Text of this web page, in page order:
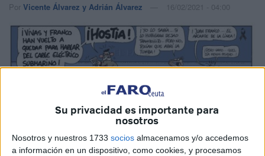
Su privacidad es importante para
nosotros
Nosotros y nuestros 1733 socios almacenamos y/o accedemos
a información en un dispositivo, como cookies, y procesamos
Por Vicente Álvarez y Adrián Álvarez 16/02/2021 - 04:00